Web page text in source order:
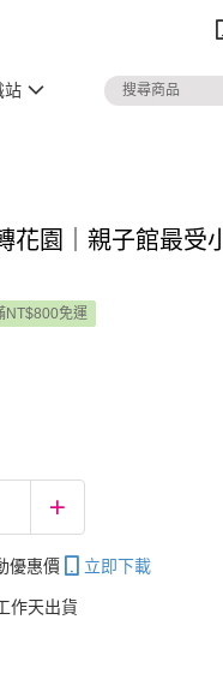
站
花園｜親子館最受
NT$800免運
優惠價 立即下載
作天出貨